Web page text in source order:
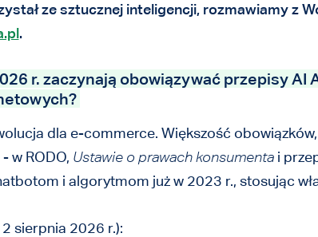
ze sztucznej inteligencji, rozmawiamy z
.
r. zaczynają obowiązywać przepisy AI
dla e-commerce. Większość
- w RODO, Ustawie o prawach konsumentai
i algorytmom już w 2023 r., stosując
sierpnia 2026 r.):